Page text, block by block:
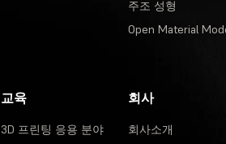
주조 성형
Open Material
교육
3D 프린팅 응용 분야
회사
회사소개